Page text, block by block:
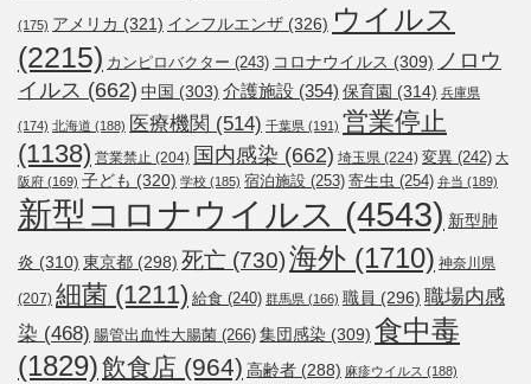
(175) アメリカ (321) インフルエンザ (326) ウイルス
(2215) カンピロバクター (243) コロナウイルス (309) ノロウ
イルス (662) 中国 (303) 介護施設 (354) 保育園 (314) 兵庫県
(174) 北海道 (188) 医療機関 (514) 千葉県 (191) 営業停止
(1138) 営業禁止 (204) 国内感染 (662) 埼玉県 (224) 変異 (242) 大
阪府 (169) 子ども (320) 学校 (185) 宿泊施設 (253) 寄生虫 (254) 弁当 (189)
新型コロナウイルス (4543) 新型肺
炎 (310) 東京都 (298) 死亡 (730)海外 (1710) 神奈川県
(207) 細菌 (1211) 給食 (240) 群馬県 (166) 職員 (296) 職場内感
染 (468) 腸管出血性大腸菌 (266) 集団感染 (309) 食中毒
(1829)飲食店 (964) 高齢者 (288) 麻疹ウイルス (188)